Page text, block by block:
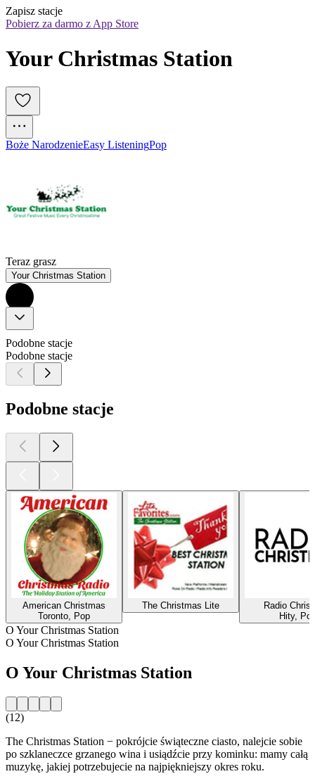
Zapisz stacje
Pobierz za darmo z App Store
Your Christmas Station
Boże NarodzenieEasy ListeningPop
Teraz grasz
Your Christmas Station
Podobne stacje
Podobne stacje
Podobne stacje
American Christmas
Toronto, Pop
The Christmas Lite
Radio
Hity,
O Your Christmas Station
O Your Christmas Station
O Your Christmas Station
(12)
The Christmas Station − pokrójcie świąteczne ciasto, nalejcie sobie
po szklaneczce grzanego wina i usiądźcie przy kominku: mamy całą
muzykę, jakiej potrzebujecie na najpiękniejszy okres roku.